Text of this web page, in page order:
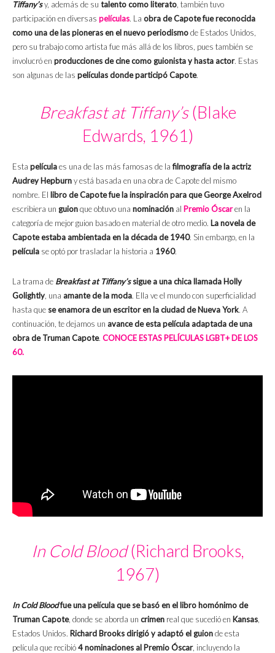
Tiffany’sy, además de su talento como literato, también tuvo
participación en diversas películas. La obra de Capote fue reconocida
como una de las pioneras en el nuevo periodismode Estados Unidos,
pero su trabajo como artista fue más allá de los libros, pues también se
involucró en producciones de cine como guionista y hasta actor. Estas
son algunas de las películas donde participó Capote.
Breakfast at Tiffany’s(Blake
Edwards, 1961)
Esta películaes una de las más famosas de lafilmografía de la actriz
Audrey Hepburny está basada en una obra de Capote del mismo
nombre. El libro de Capote fue la inspiración para que George Axelrod
escribiera un guionque obtuvo una nominación al Premio Óscaren la
categoría de mejor guion basado en material de otro medio. La novela de
Capote estaba ambientada en la década de 1940. Sin embargo, en la
película se optó por trasladar la historia a 1960.
La trama de Breakfast at Tiffany’ssigue a una chica llamada Holly
Golightly, una amante de la moda. Ella ve el mundo con superficialidad
hasta que se enamora de un escritor en la ciudad de Nueva York. A
continuación, te dejamos un avance de esta película adaptada de una
obra de Truman Capote. CONOCE ESTAS PELÍCULAS LGBT+ DE LOS
60.
In Cold Blood(Richard Brooks,
1967)
In Cold Bloodfue una película que se basó en el libro homónimo de
Truman Capote, donde se aborda un crimen real que sucedió en Kansas
Estados Unidos. Richard Brooks dirigió y adaptó el guionde esta
película que recibió4 nominaciones al Premio Óscar, incluyendo la